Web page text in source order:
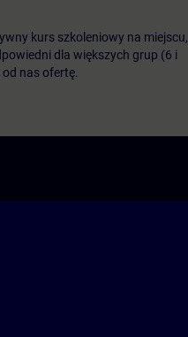
kurs szkoleniowy na miejscu,
dla większych grup (6 i
nas ofertę.